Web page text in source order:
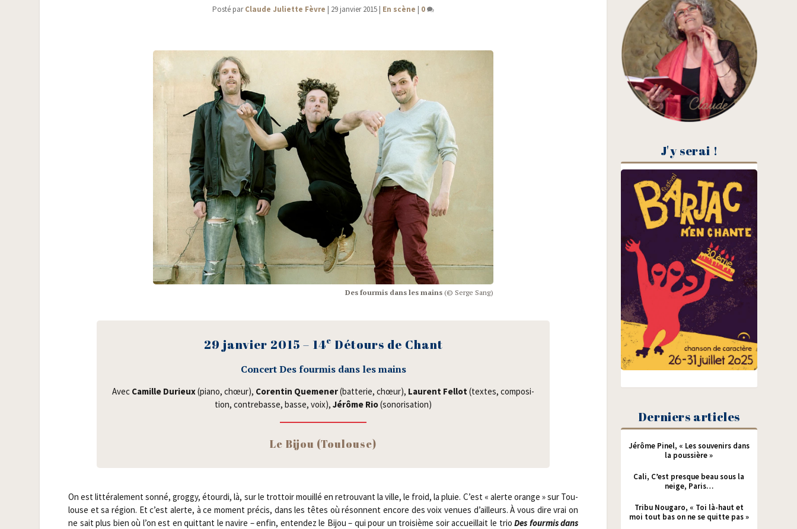
Posté parClaude Juliette Fèvre | 29 janvier 2015 | En scène | 0
Des four­mis dans les mains(© Serge Sang)
29 jan­vier 2015 – 14e Détours de Chant
Concert Des four­mis dans les mains
Avec Camille Durieux(pia­no, chœur), Coren­tin Que­me­ner(bat­te­rie, chœur), Laurent Fel­lot(textes, com­po­si­
tion, contre­basse, basse, voix),Jérôme Rio(sono­ri­sa­tion)
Le Bijou (Tou­louse)
On est lit­té­ra­le­ment son­né, grog­gy, étour­di, là, sur le trot­toir mouillé en retrou­vant la ville, le froid, la pluie. C’est « alerte orange » sur Tou­
louse et sa région. Et c’est alerte, à ce moment pré­cis, dans les têtes où résonnent encore des voix venues d’ailleurs. À vous dire vrai on
ne sait plus bien où l’on est en quit­tant le navire – enfin, enten­dez le Bijou – qui pour un troi­sième soir accueillait le trioDes four­mis dans
J'y serai !
Derniers articles
Jérôme Pinel, « Les souvenirs dans
la poussière »
Cali, C’est presque beau sous la
neige, Paris…
Tribu Nougaro, « Toi là-haut et
moi tout bas on ne se quitte pas »